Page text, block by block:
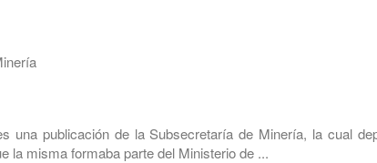
una publicación de la Subsecretaría de Minería, la cual
la misma formaba parte del Ministerio de ...